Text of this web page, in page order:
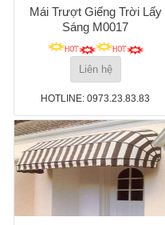
Mái Trượt Giếng Trời Lấy
Sáng M0017
Liên hệ
HOTLINE: 0973.23.83.83